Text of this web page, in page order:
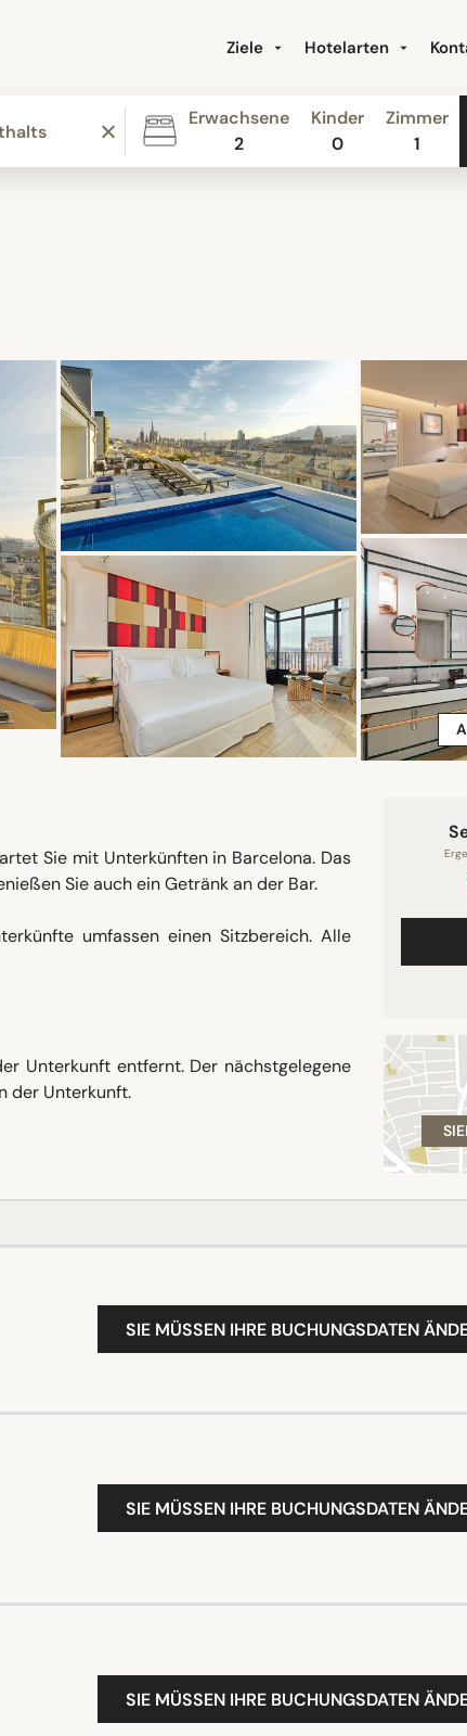
Ziele Hotelarten
Erwachsene
2
Kinder
0
Zimmer
1
Sie mit Unterkünften in Barcelona. Das
Sie auch ein Getränk an der Bar.
umfassen einen Sitzbereich. Alle
Unterkunft entfernt. Der nächstgelegene
der Unterkunft.
SIE MÜSSEN IHRE BUCHUNGSDATEN
SIE MÜSSEN IHRE BUCHUNGSDATEN
SIE MÜSSEN IHRE BUCHUNGSDATEN